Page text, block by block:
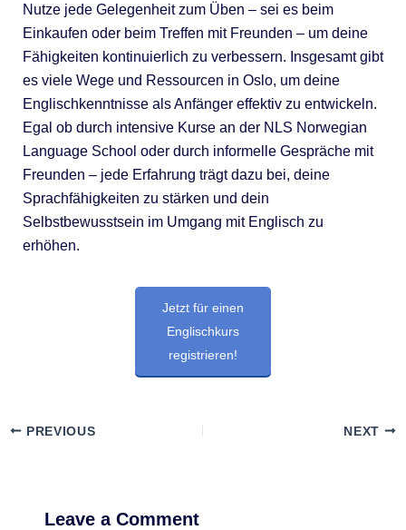
Nutze jede Gelegenheit zum Üben – sei es beim
Einkaufen oder beim Treffen mit Freunden – um deine
Fähigkeiten kontinuierlich zu verbessern. Insgesamt gibt
es viele Wege und Ressourcen in Oslo, um deine
Englischkenntnisse als Anfänger effektiv zu entwickeln.
Egal ob durch intensive Kurse an der NLS Norwegian
Language School oder durch informelle Gespräche mit
Freunden – jede Erfahrung trägt dazu bei, deine
Sprachfähigkeiten zu stärken und dein
Selbstbewusstsein im Umgang mit Englisch zu
erhöhen.
Jetzt für einen
Englischkurs
registrieren!
PREVIOUS NEXT
Leave a Comment